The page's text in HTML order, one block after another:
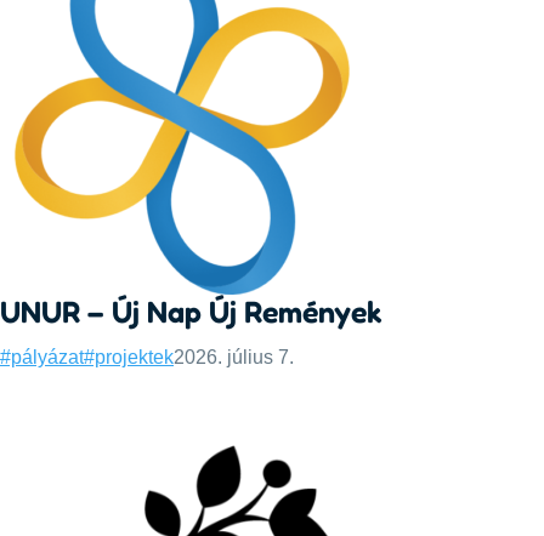
UNUR – Új Nap Új Remények
Categories:
#pályázat#projektekPublished:
2026. július 7.